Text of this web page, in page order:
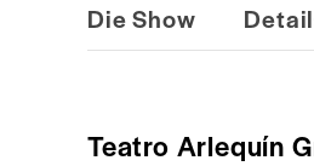
Die Show
Teatro Arlequín